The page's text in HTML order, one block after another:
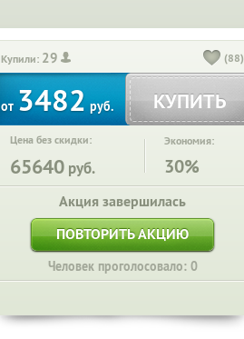
Купили: 29 (88)
от 3482 руб. КУПИТЬ
Цена без скидки:
65640 руб.
Экономия:
30%
Акция завершилась
ПОВТОРИТЬ АКЦИЮ
Человек проголосовало: 0